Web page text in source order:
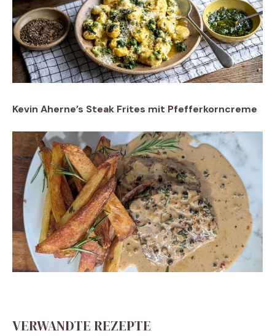
Kevin Aherne’s Steak Frites mit Pfefferkorncreme
VERWANDTE REZEPTE